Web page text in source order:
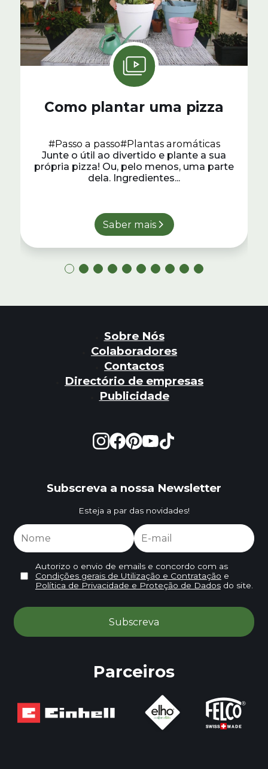
Como plantar uma pizza
#Passo a passo#Plantas aromáticas
Junte o útil ao divertido e plante a sua
própria pizza! Ou, pelo menos, uma parte
dela. Ingredientes...
Saber mais
Sobre Nós
Colaboradores
Contactos
Directório de empresas
Publicidade
Subscreva a nossa Newsletter
Esteja a par das novidades!
Autorizo o envio de emails e concordo com as
Condições gerais de Utilização e Contratação e
Política de Privacidade e Proteção de Dadosdo site.
Parceiros